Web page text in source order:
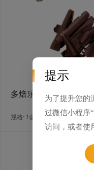
多焙乐卷形刨花状黑巧
规格: 1盒×2.5千克 / 箱
提示
为了提升您的
过微信小程序
访问，或者使